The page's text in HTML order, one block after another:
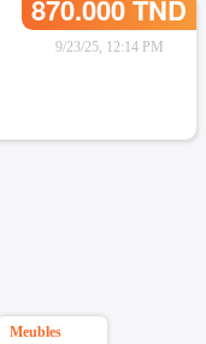
870.000 TND
9/23/25, 12:14 PM
Meubles